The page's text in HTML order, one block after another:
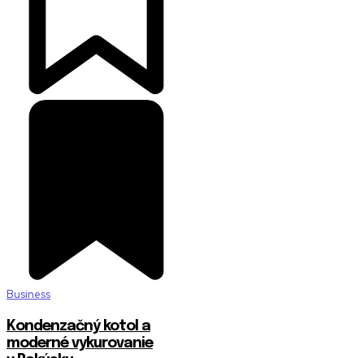
Business
Kondenzačný kotol a
moderné vykurovanie